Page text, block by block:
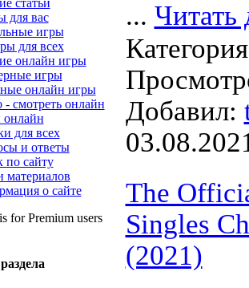
для вас
игры
для всех
онлайн игры
игры
онлайн игры
- смотреть онлайн
онлайн
для всех
и ответы
по сайту
материалов
о сайте
for Premium users
... Читать
Добавил:
The
Singles
(2021)